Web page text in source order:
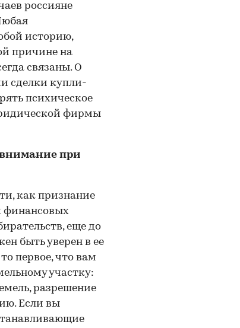
россияне
историю,
причине на
связаны. О
сделки купли-
психическое
фирмы
при
как признание
финансовых
еще до
быть уверен в ее
первое, что вам
участку:
разрешение
Если вы